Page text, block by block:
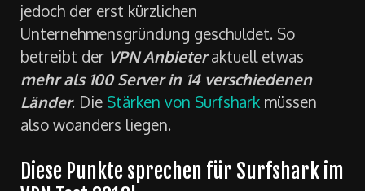
jedoch der erst kürzlichen
Unternehmensgründung geschuldet. So
betreibt der VPN Anbieter aktuell etwas
mehr als 100 Server in 14 verschiedenen
Länder. Die Stärken von Surfshark müssen
also woanders liegen.
Diese Punkte sprechen für Surfshark im